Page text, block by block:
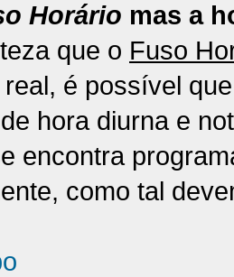
Horário mas a
que o Fuso
é possível
hora diurna e
encontra
como tal